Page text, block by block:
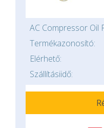
AC Compressor Oil
Termékazonosító:
Elérhető:
Szállításiidő: